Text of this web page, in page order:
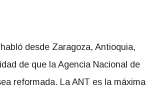
desde Zaragoza, Antioquia,
de que la Agencia Nacional de
reformada. La ANT es la máxima